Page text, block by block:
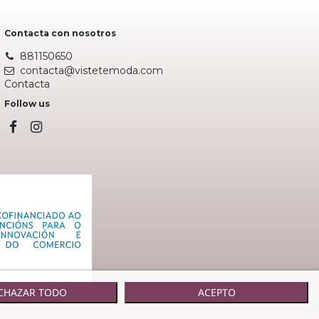
Contacta con nosotros
881150650
contacta@vistetemoda.com
Contacta
Follow us
TODO ACEPTO